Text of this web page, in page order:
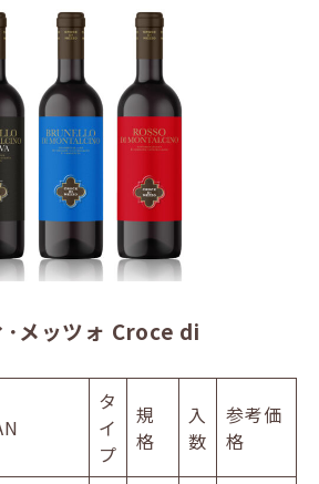
･メッツォ Croce di
タ
イ
プ
規
格
入
数
参考価
格